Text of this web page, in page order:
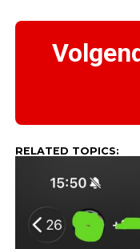
RELATED TOPICS: